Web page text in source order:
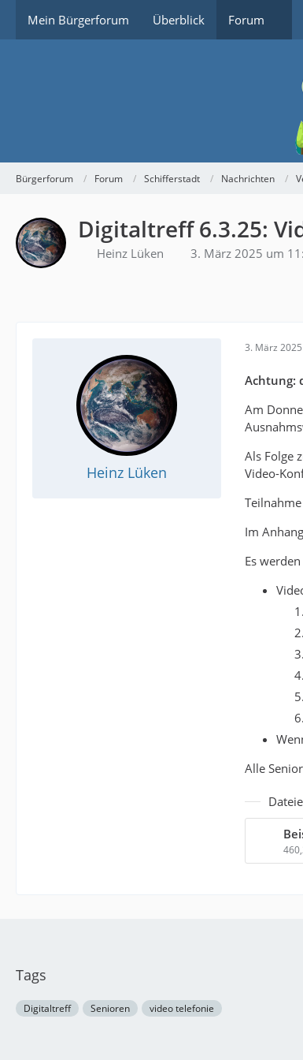
Mein Bürgerforum Überblick Forum
Bürgerforum Forum Schifferstadt Nachrichten
Digitaltreff 6.3.25:
Heinz Lüken 3. März 2025 um
Heinz Lüken
3. März
Achtung:
Am
Als Folge
Video-
Im
Es
Alle
Tags
Digitaltreff Senioren video telefonie